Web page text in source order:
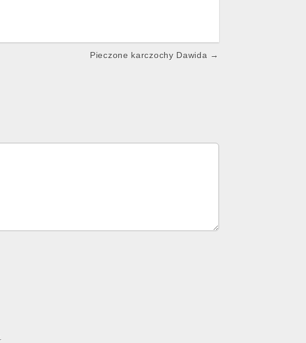
Pieczone karczochy Dawida →